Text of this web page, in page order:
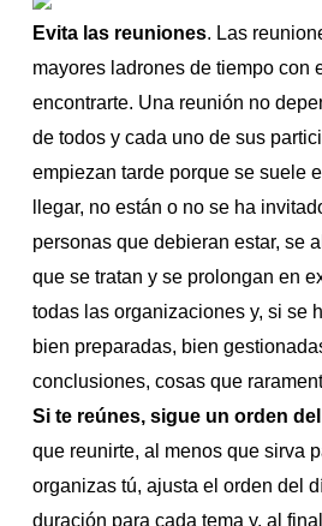
Evita las reuniones. Las
mayores ladrones de tiempo con
encontrarte. Una reunión no
de todos y cada uno de sus
empiezan tarde porque se suele
llegar, no están o no se ha
personas que debieran estar, se
que se tratan y se prolongan en
todas las organizaciones y, si se
bien preparadas, bien
conclusiones, cosas que
Si te reúnes, sigue un orden
que reunirte, al menos que sirva
organizas tú, ajusta el orden del
duración para cada tema y, al